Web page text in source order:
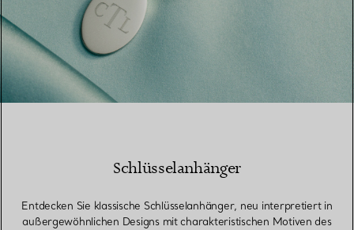
Schlüsselanhänger
Entdecken Sie klassische Schlüsselanhänger, neu interpretiert in
außergewöhnlichen Designs mit charakteristischen Motiven des